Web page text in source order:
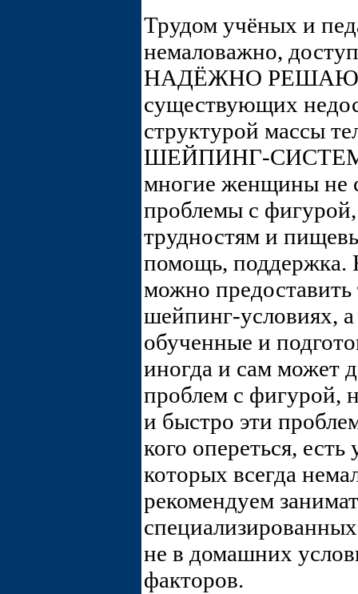
Трудом учёных и
немаловажно,
НАДЁЖНО
существующих
структурой массы
ШЕЙПИНГ-
многие женщины не
проблемы с
трудностям и
помощь,
можно предоставить
шейпинг-условиях, а
обученные и
иногда и сам может
проблем с фигурой,
и быстро эти
кого опереться,
которых всегда
рекомендуем
не в домашних
факторов.